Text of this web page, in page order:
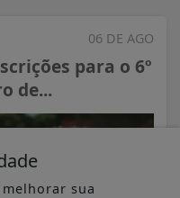
06 DE AGO
para o 6º
de...
sua